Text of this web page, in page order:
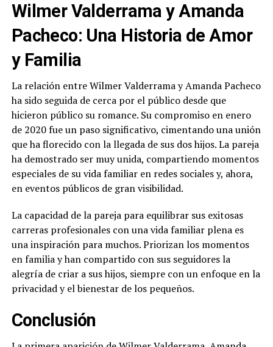
Wilmer Valderrama y Amanda
Pacheco: Una Historia de Amor
y Familia
La relación entre Wilmer Valderrama y Amanda Pacheco
ha sido seguida de cerca por el público desde que
hicieron público su romance. Su compromiso en enero
de 2020 fue un paso significativo, cimentando una unión
que ha florecido con la llegada de sus dos hijos. La pareja
ha demostrado ser muy unida, compartiendo momentos
especiales de su vida familiar en redes sociales y, ahora,
en eventos públicos de gran visibilidad.
La capacidad de la pareja para equilibrar sus exitosas
carreras profesionales con una vida familiar plena es
una inspiración para muchos. Priorizan los momentos
en familia y han compartido con sus seguidores la
alegría de criar a sus hijos, siempre con un enfoque en la
privacidad y el bienestar de los pequeños.
Conclusión